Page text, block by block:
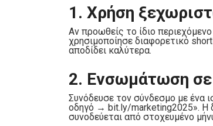
1. Χρήση
Αν προωθείς το ίδιο
χρησιμοποίησε διαφορετικό
αποδίδει καλύτερα.
2. Ενσωμάτωση
Συνόδευσε τον σύνδεσμο με ένα
οδηγό → bit.ly/marketing2025». Η
συνοδεύεται από στοχευμένο